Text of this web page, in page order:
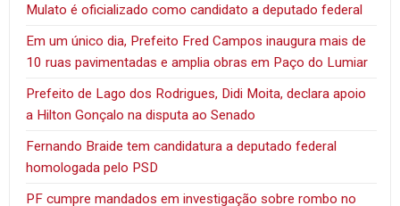
Mulato é oficializado como candidato a deputado federal
Em um único dia, Prefeito Fred Campos inaugura mais de
10 ruas pavimentadas e amplia obras em Paço do Lumiar
Prefeito de Lago dos Rodrigues, Didi Moita, declara apoio
a Hilton Gonçalo na disputa ao Senado
Fernando Braide tem candidatura a deputado federal
homologada pelo PSD
PF cumpre mandados em investigação sobre rombo no